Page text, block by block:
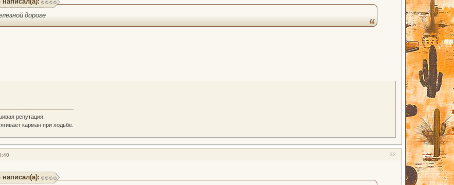
дороге
репутация:
карман при ходьбе.
32